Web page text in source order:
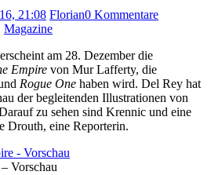
21:08 Florian0 Kommentare
Magazine
am 28. Dezember die
Empire von Mur Lafferty, die
Rogue One haben wird. Del Rey hat
der begleitenden Illustrationen von
zu sehen sind Krennic und eine
Drouth, eine Reporterin.
– Vorschau